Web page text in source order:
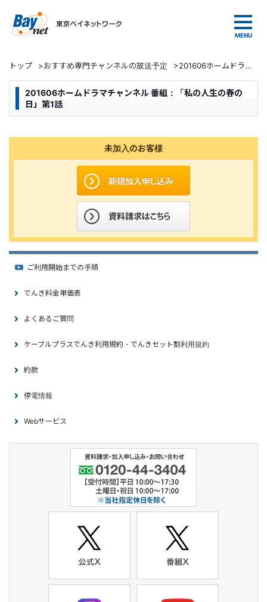
トップ >おすすめ専門チャンネルの放送予定 >201606ホームドラマチャンネル 番組：「私の人生の春の日」第1話
201606ホームドラマチャンネル 番組：「私の人生の春の
日」第1話
未加入のお客様
ご利用開始までの手順
でんき料金単価表
よくあるご質問
ケーブルプラスでんき利用規約・でんきセット割利用規約
約款
停電情報
Webサービス